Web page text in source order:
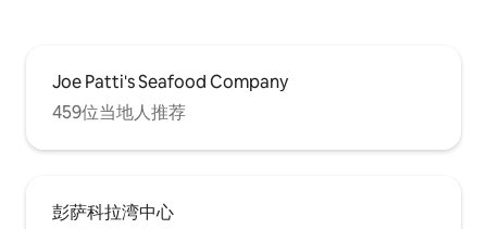
Joe Patti's Seafood Company
459位当地人推荐
彭萨科拉湾中心